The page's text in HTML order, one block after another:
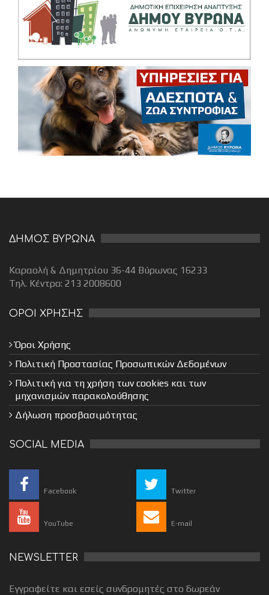
ΔΗΜΟΣ ΒΥΡΩΝΑ
Καραολή & Δημητρίου 36-44 Βύρωνας 16233
Τηλ. Κέντρο: 213 2008600
ΟΡΟΙ ΧΡΗΣΗΣ
Όροι Χρήσης
Πολιτική Προστασίας Προσωπικών Δεδομένων
Πολιτική για τη χρήση των cookies και των
μηχανισμών παρακολούθησης
Δήλωση προσβασιμότητας
SOCIAL MEDIA
Facebook Twitter
YouTube E-mail
NEWSLETTER
Εγγραφείτε και εσείς συνδρομητές στο δωρεάν